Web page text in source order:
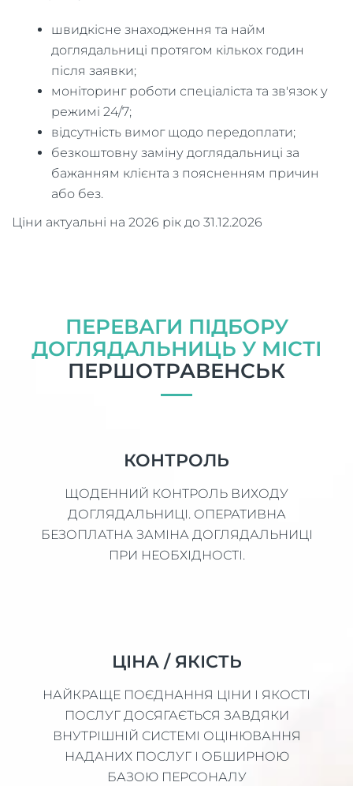
швидкісне знаходження та найм
доглядальниці протягом кількох годин
після заявки;
моніторинг роботи спеціаліста та зв'язок у
режимі 24/7;
відсутність вимог щодо передоплати;
безкоштовну заміну доглядальниці за
бажанням клієнта з поясненням причин
або без.
Ціни актуальні на 2026 рік до 31.12.2026
ПЕРЕВАГИ ПІДБОРУ
ДОГЛЯДАЛЬНИЦЬ У МІСТІ
ПЕРШОТРАВЕНСЬК
КОНТРОЛЬ
ЩОДЕННИЙ КОНТРОЛЬ ВИХОДУ
ДОГЛЯДАЛЬНИЦІ. ОПЕРАТИВНА
БЕЗОПЛАТНА ЗАМІНА ДОГЛЯДАЛЬНИЦІ
ПРИ НЕОБХІДНОСТІ.
ЦІНА / ЯКІСТЬ
НАЙКРАЩЕ ПОЄДНАННЯ ЦІНИ І ЯКОСТІ
ПОСЛУГ ДОСЯГАЄТЬСЯ ЗАВДЯКИ
ВНУТРІШНІЙ СИСТЕМІ ОЦІНЮВАННЯ
НАДАНИХ ПОСЛУГ І ОБШИРНОЮ
БАЗОЮ ПЕРСОНАЛУ